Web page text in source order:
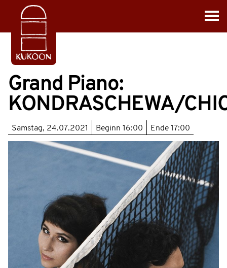
Grand Piano:
KONDRASCHEWA/
Samstag, 24.07.2021 Beginn 16:00 Ende 17:00